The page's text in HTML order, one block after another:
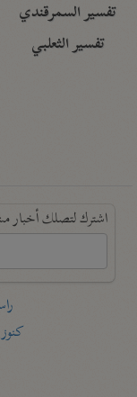
تفسير السمرقندي
تفسير الثعلبي
اشترك لتصلك أخبار
كنوز